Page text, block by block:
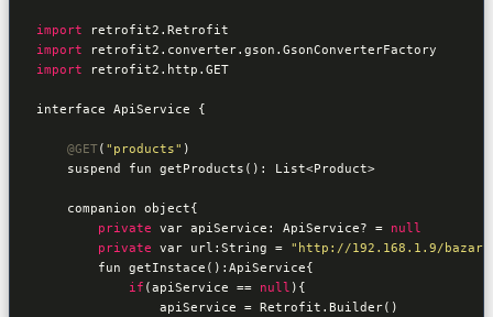
import
import
import retrofit2.http.GET
interface ApiService {
@GET( "products" )
    suspend fun getProducts(): List<Product>
    companion object{
private var apiService: ApiService? = null
private var url:String = "http://192.168.1.9/
        fun getInstace():ApiService{
if (apiService == null ){
                apiService = Retrofit.Builder()